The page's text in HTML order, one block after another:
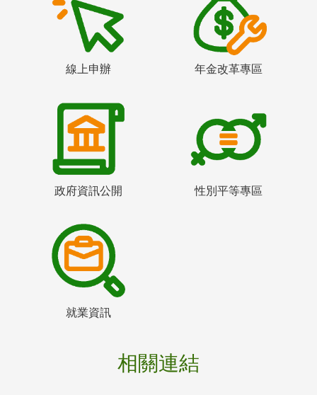
線上申辦 年金改革專區
政府資訊公開 性別平等專區
就業資訊
相關連結